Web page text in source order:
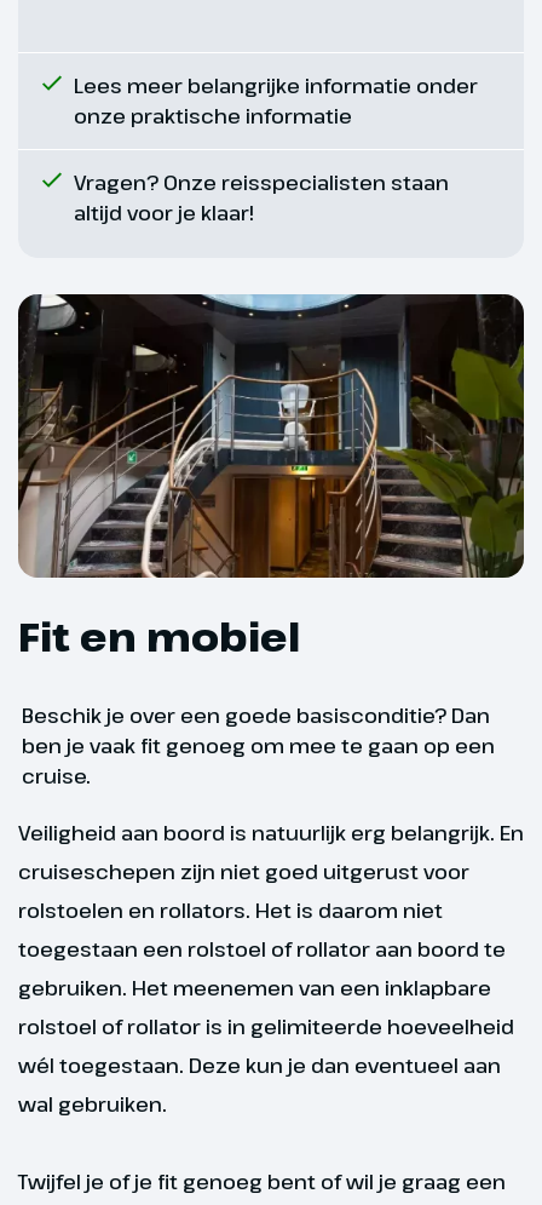
Lees meer belangrijke informatie onder
onze praktische informatie
Vragen? Onze reisspecialisten staan
altijd voor je klaar!
Fit en mobiel
Beschik je over een goede basisconditie? Dan
ben je vaak fit genoeg om mee te gaan op een
cruise.
Veiligheid aan boord is natuurlijk erg belangrijk. En
cruiseschepen zijn niet goed uitgerust voor
rolstoelen en rollators. Het is daarom niet
toegestaan een rolstoel of rollator aan boord te
gebruiken. Het meenemen van een inklapbare
rolstoel of rollator is in gelimiteerde hoeveelheid
wél toegestaan. Deze kun je dan eventueel aan
wal gebruiken.
Twijfel je of je fit genoeg bent of wil je graag een